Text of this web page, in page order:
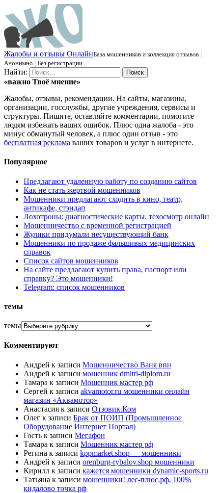
Жалобы и отзывы ОнлайнБаза мошенников и коллекция отзывов |
Анонимно | Без регистрации
Найти:
«важно Твоё мнение»
Жалобы, отзывы, рекомендации. На сайты, магазины,
организации, госслужбы, другие учреждения, сервисы и
структуры. Пишите, оставляйте комментарии, помогите
людям избежать ваших ошибок. Плюс одна жалоба - это
минус обманутый человек, а плюс один отзыв - это
бесплатная реклама ваших товаров и услуг в интернете.
Популярное
Предлагают удаленную работу по созданию сайтов
Как не стать жертвой мошенников
Мошенники предлагают сходить в кино, театр,
антикафе, стэндап
Лохотроны: диагностические карты, техосмотр онлайн
Мошенничество с временной регистрацией
Жулики придумали несуществующий банк
Мошенники по продаже фальшивых медицинских
справок
Список сайтов мошенников
На сайте предлагают купить права, паспорт или
справку? Это мошенники!
Telegram: список мошенников
темы
темы
Комментируют
Андрей к записи Мошенничество Ваня впн
Андрей к записи мошенник dmitri-diplom.ru
Тамара к записи Мошенник мастер рф
Сергей к записи akvamotor.ru мошенники онлайн
магазин «Аквамотор»
Анастасия к записи Отзовик.Ком
Олег к записи Брак от ПОИП (Промышленное
Оборудование Интернет Портал)
Гость к записи Мегафон
Тамара к записи Мошенник мастер рф
Регина к записи kppmarket.shop — мошенники
Андрей к записи orenburg-rybalov.shop мошенники
Кирилл к записи кажется мошенники dynamic-sports.ru
Татьяна к записи мошенники! лес-плюс.рф, 100%
кидалово точка рф